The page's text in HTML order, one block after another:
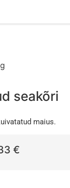
seakõri
maius.
€